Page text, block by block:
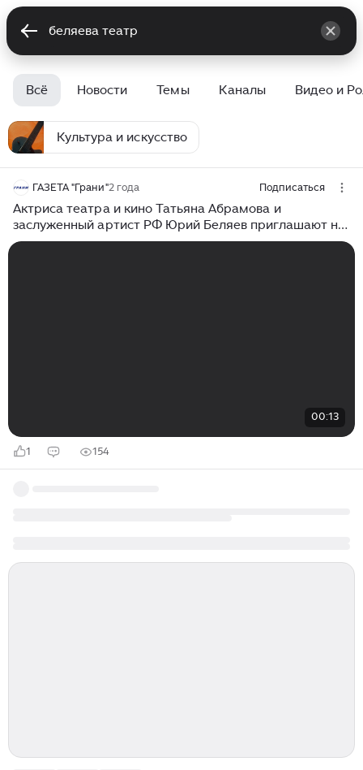
Всё Новости Темы Каналы Видео и
Культура и искусство
ГАЗЕТА "Грани"2 года Подписаться
Актриса театра и кино Татьяна Абрамова и
заслуженный артист РФ Юрий Беляев приглашают на
спектакль «Не торопитесь прощаться»
00:13
1 154